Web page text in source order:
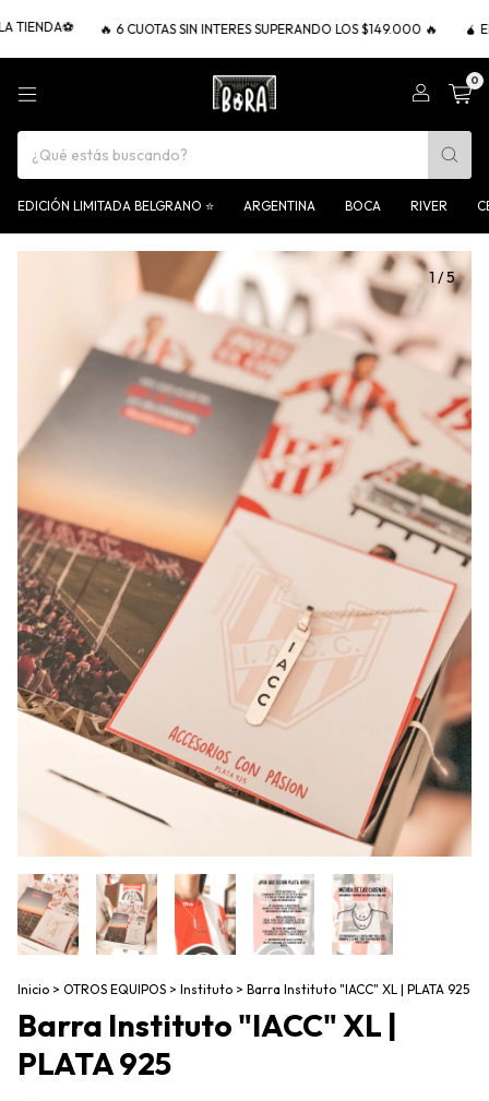
🔥 6 CUOTAS SIN INTERES SUPERANDO LOS $149.000 🔥 🧉 ENVIO
0
EDICIÓN LIMITADA BELGRANO ⭐ ARGENTINA BOCA RIVER
1/5
Inicio > OTROS EQUIPOS > Instituto > Barra Instituto "IACC" XL | PLATA 925
Barra Instituto "IACC" XL |
PLATA 925